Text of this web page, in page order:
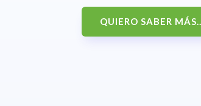
QUIERO SABER